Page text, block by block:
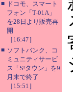
■ ドコモ、スマート
フォン「T-01A」
を28日より販売再
開
［16:47］
■ ソフトバンク、コ
ミュニティサービ
ス「S!タウン」を9
月末で終了
［15:51］